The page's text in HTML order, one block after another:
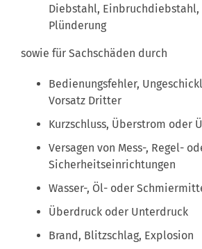
Diebstahl, Einbruchdiebstahl,
Plünderung
sowie für Sachschäden durch
Bedienungsfehler,
Vorsatz Dritter
Kurzschluss, Überstrom oder
Versagen von Mess-, Regel-
Sicherheitseinrichtungen
Wasser-, Öl- oder
Überdruck oder Unterdruck
Brand, Blitzschlag, Explosion